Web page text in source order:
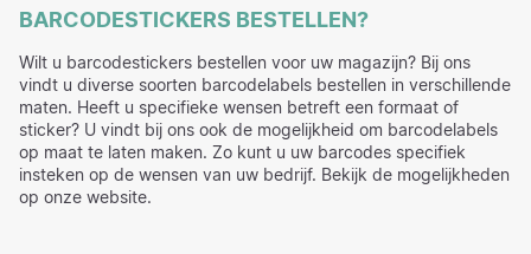
BARCODESTICKERS BESTELLEN?
Wilt u barcodestickers bestellen voor uw magazijn? Bij ons
vindt u diverse soorten barcodelabels bestellen in verschillende
maten. Heeft u specifieke wensen betreft een formaat of
sticker? U vindt bij ons ook de mogelijkheid om barcodelabels
op maat te laten maken. Zo kunt u uw barcodes specifiek
insteken op de wensen van uw bedrijf. Bekijk de mogelijkheden
op onze website.